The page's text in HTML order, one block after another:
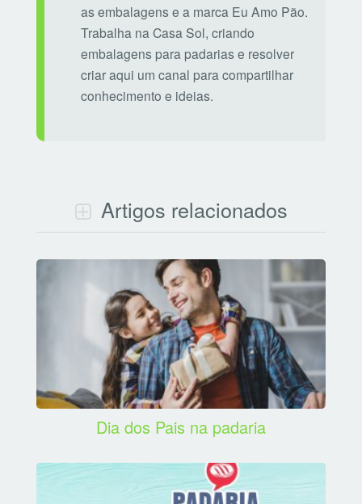
as embalagens e a marca Eu Amo Pão.
Trabalha na Casa Sol, criando
embalagens para padarias e resolver
criar aqui um canal para compartilhar
conhecimento e ideias.
Artigos relacionados
Dia dos Pais na padaria